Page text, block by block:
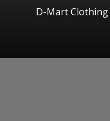
D-Mart Clothing